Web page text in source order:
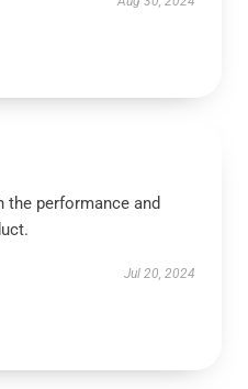
the performance and
Jul 20, 2024